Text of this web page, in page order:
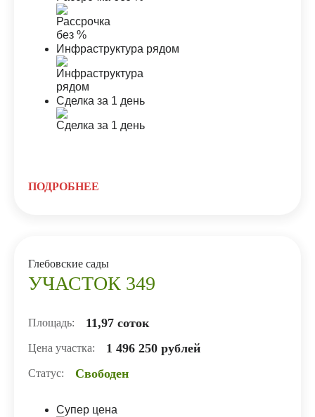
Инфраструктура рядом
Сделка за 1 день
ПОДРОБНЕЕ
Глебовские сады
УЧАСТОК 349
Площадь: 11,97 соток
Цена участка: 1 496 250 рублей
Статус: Свободен
Супер цена